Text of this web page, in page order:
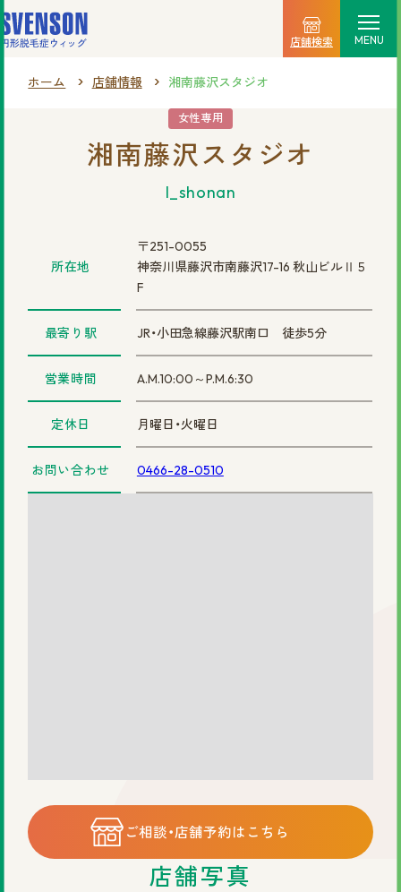
店舗検索 MENU
料金プラン
新着情報
まずは無料相談を！
ご相談・店舗予約はこちら
©2025 株式会社スヴェンソン.
ホーム 店舗情報 湘南藤沢スタジオ
女性専用
湘南藤沢スタジオ
l_shonan
所在地
〒251-0055
神奈川県藤沢市南藤沢17-16 秋山ビルⅡ５
F
最寄り駅 JR・小田急線藤沢駅南口 徒歩5分
営業時間 A.M.10:00～P.M.6:30
定休日 月曜日・火曜日
お問い合わせ 0466-28-0510
ご相談・店舗予約はこちら
店舗写真